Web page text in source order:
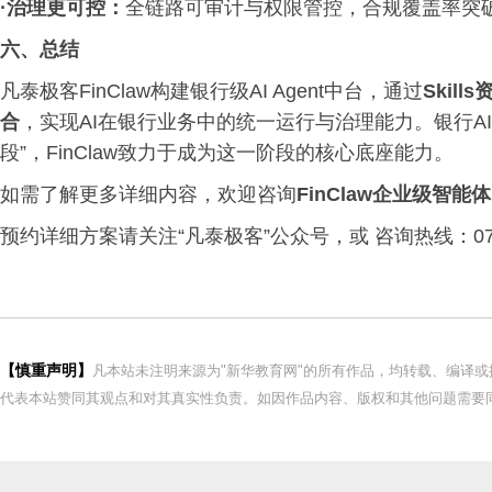
·治理更可控： 全链路可审计与权限管控，合规覆盖率突
六、总结
凡泰极客FinClaw构建银行级AI Agent中台，通过Skills
合 ，实现AI在银行业务中的统一运行与治理能力。银行
段”，FinClaw致力于成为这一阶段的核心底座能力。
如需了解更多详细内容，欢迎咨询FinClaw企业级智能
预约详细方案请关注“凡泰极客”公众号，或 咨询热线：
【慎重声明】
凡本站未注明来源为"新华教育网"的所有作品，均转载、编译
代表本站赞同其观点和对其真实性负责。如因作品内容、版权和其他问题需